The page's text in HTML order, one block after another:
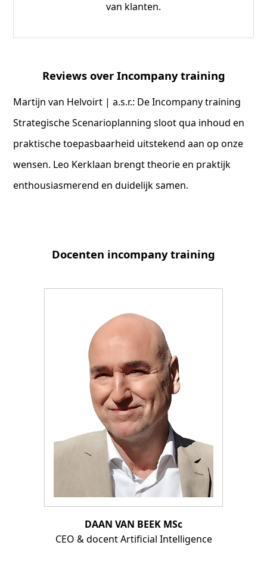
van klanten.
Reviews over Incompany training
Martijn van Helvoirt | a.s.r.: De Incompany training
Strategische Scenarioplanning sloot qua inhoud en
praktische toepasbaarheid uitstekend aan op onze
wensen. Leo Kerklaan brengt theorie en praktijk
enthousiasmerend en duidelijk samen.
Docenten incompany training
DAAN VAN BEEK MSc
CEO & docent Artificial Intelligence